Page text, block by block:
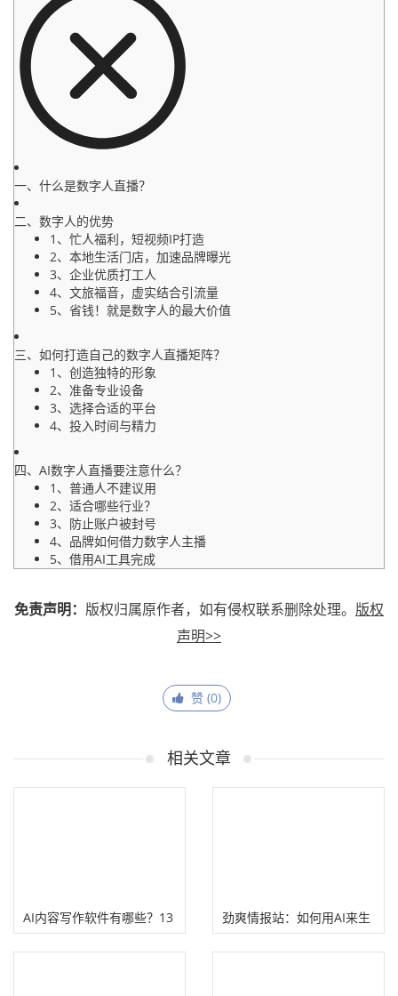
一、什么是数字人直播？
二、数字人的优势
1、忙人福利，短视频IP打造
2、本地生活门店，加速品牌曝光
3、企业优质打工人
4、文旅福音，虚实结合引流量
5、省钱！就是数字人的最大价值
三、如何打造自己的数字人直播矩阵？
1、创造独特的形象
2、准备专业设备
3、选择合适的平台
4、投入时间与精力
四、AI数字人直播要注意什么？
1、普通人不建议用
2、适合哪些行业？
3、防止账户被封号
4、品牌如何借力数字人主播
5、借用AI工具完成
免责声明： 版权归属原作者，如有侵权联系删除处理。 版权
声明>>
赞 (0)
相关文章
AI内容写作软件有哪些？13
款热门AI聊天生成器工具
劲爽情报站：如何用AI来生
成原创视频